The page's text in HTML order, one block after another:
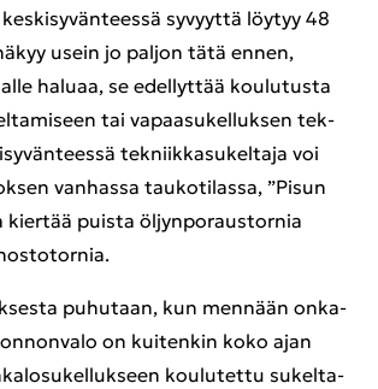
sy­vyyt­tä löy­tyy 48
usein jo pal­jon tätä ennen,
ha­lu­aa, se edel­lyt­tää kou­lu­tus­ta
tai va­paa­su­kel­luk­sen tek­
tek­niik­ka­su­kel­ta­ja voi
van­has­sa tau­ko­ti­las­sa, ”Pisun
kier­tää puis­ta öl­jyn­po­raus­tor­nia
pu­hu­taan, kun men­nään on­ka­
on kui­ten­kin koko ajan
kou­lu­tet­tu su­kel­ta­